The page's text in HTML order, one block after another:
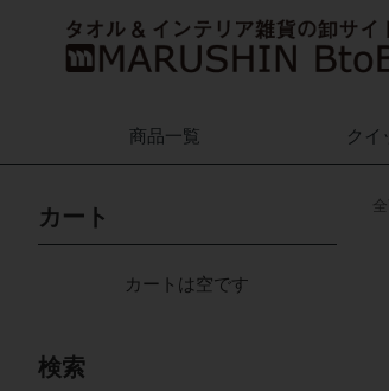
商品一覧 クイ
カート
カートは空です
検索